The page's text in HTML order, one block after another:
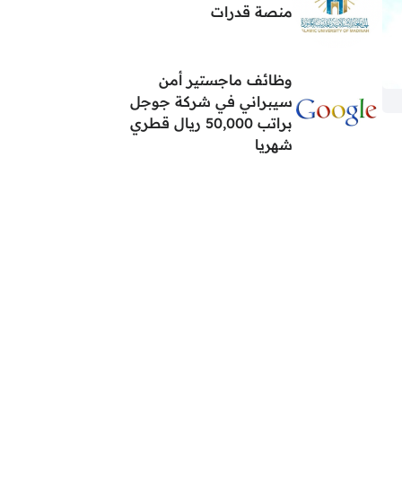
منصة قدرات
وظائف ماجستير أمن
سيبراني في شركة جوجل
براتب 50,000 ريال قطري
شهريا